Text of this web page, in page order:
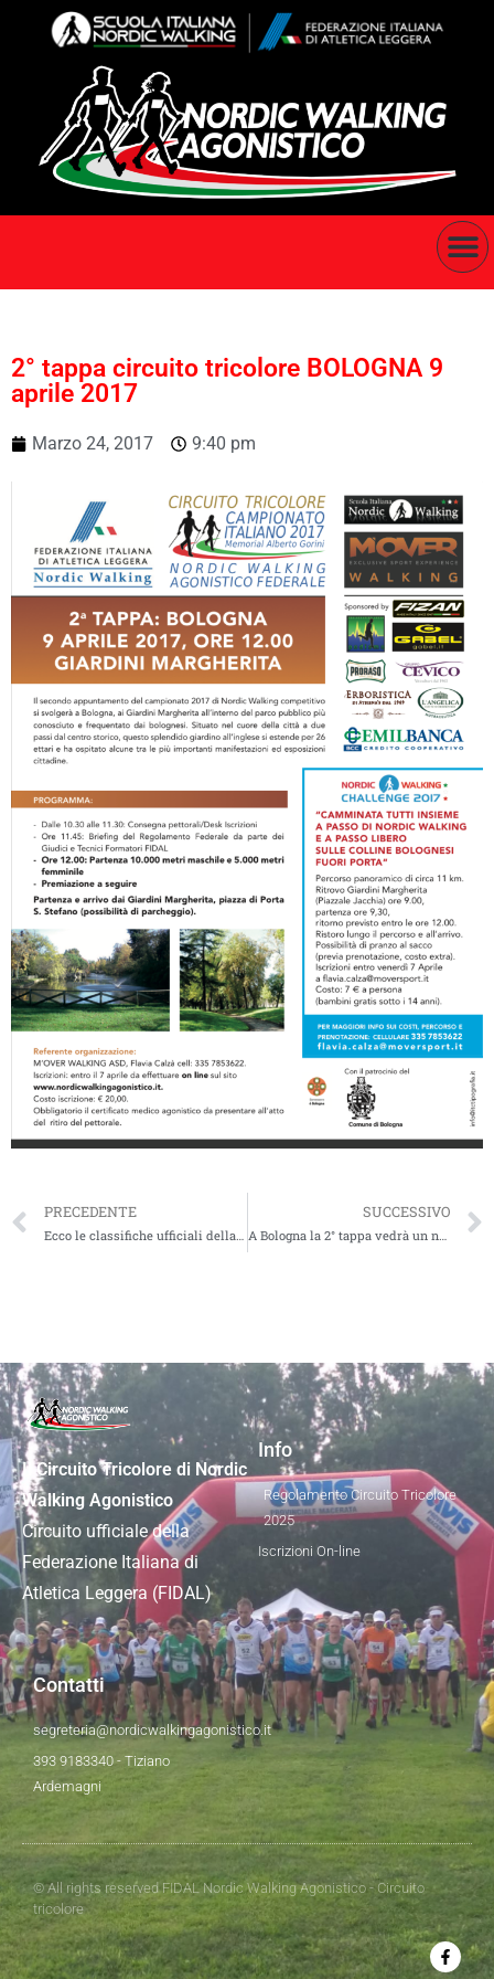
2° tappa circuito tricolore BOLOGNA 9
aprile 2017
Marzo 24, 2017 9:40 pm
PRECEDENTE SUCCESSIVO
Il Circuito Tricolore di Nordic
Walking Agonistico
Circuito ufficiale della
Federazione Italiana di
Atletica Leggera (FIDAL)
Info
Regolamento Circuito Tricolore
2025
Iscrizioni On-line
Contatti
segreteria@nordicwalkingagonistico.it
393 9183340 - Tiziano
Ardemagni
© All rights reserved FIDAL Nordic Walking Agonistico - Circuito
tricolore